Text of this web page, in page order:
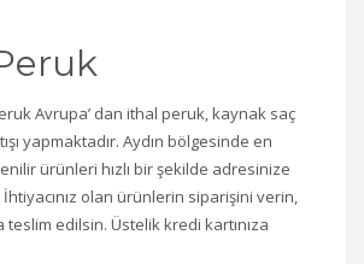
Avrupa’ dan ithal peruk, kaynak saç
yapmaktadır. Aydın bölgesinde en
ürünleri hızlı bir şekilde adresinize
olan ürünlerin siparişini verin,
teslim edilsin. Üstelik kredi kartınıza